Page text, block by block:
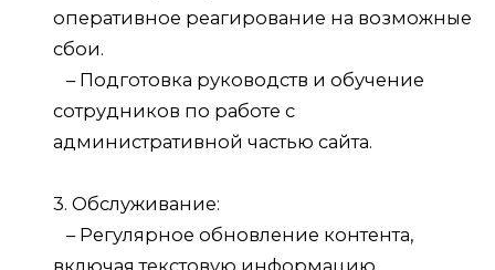
оперативное реагирование на возможные
сбои.
– Подготовка руководств и обучение
сотрудников по работе с
административной частью сайта.
3. Обслуживание:
– Регулярное обновление контента,